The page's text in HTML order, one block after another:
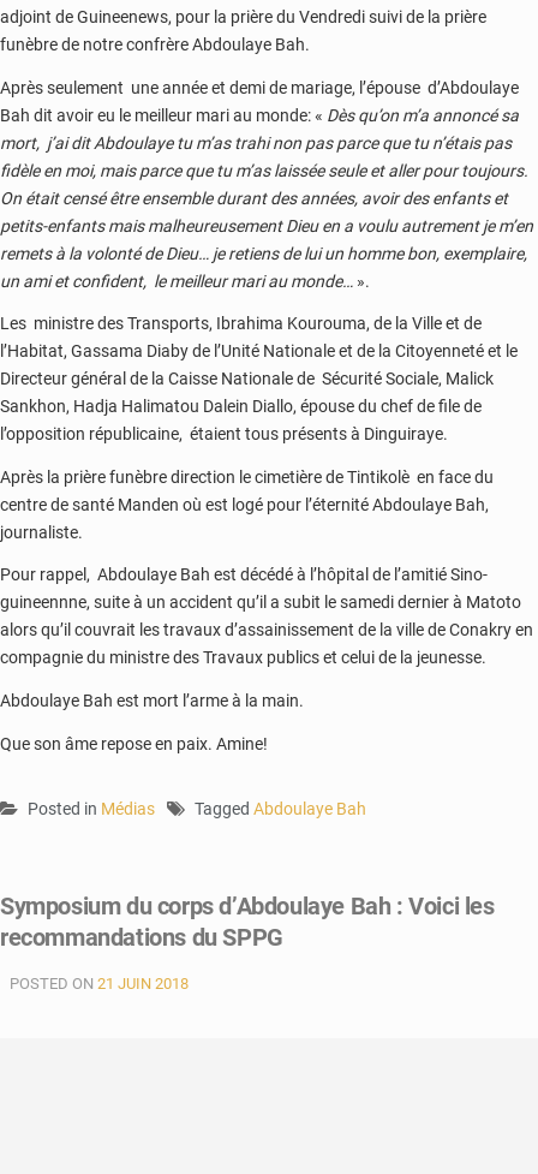
adjoint de Guineenews, pour la prière du Vendredi suivi de la prière
funèbre de notre confrère Abdoulaye Bah.
Après seulement une année et demi de mariage, l’épouse d’Abdoulaye
Bah dit avoir eu le meilleur mari au monde: « Dès qu’on m’a annoncé sa
mort, j’ai dit Abdoulaye tu m’as trahi non pas parce que tu n’étais pas
fidèle en moi, mais parce que tu m’as laissée seule et aller pour toujours.
On était censé être ensemble durant des années, avoir des enfants et
petits-enfants mais malheureusement Dieu en a voulu autrement je m’en
remets à la volonté de Dieu… je retiens de lui un homme bon, exemplaire,
un ami et confident, le meilleur mari au monde… ».
Les ministre des Transports, Ibrahima Kourouma, de la Ville et de
l’Habitat, Gassama Diaby de l’Unité Nationale et de la Citoyenneté et le
Directeur général de la Caisse Nationale de Sécurité Sociale, Malick
Sankhon, Hadja Halimatou Dalein Diallo, épouse du chef de file de
l’opposition républicaine, étaient tous présents à Dinguiraye.
Après la prière funèbre direction le cimetière de Tintikolè en face du
centre de santé Manden où est logé pour l’éternité Abdoulaye Bah,
journaliste.
Pour rappel, Abdoulaye Bah est décédé à l’hôpital de l’amitié Sino-
guineennne, suite à un accident qu’il a subit le samedi dernier à Matoto
alors qu’il couvrait les travaux d’assainissement de la ville de Conakry en
compagnie du ministre des Travaux publics et celui de la jeunesse.
Abdoulaye Bah est mort l’arme à la main.
Que son âme repose en paix. Amine!
Posted in Médias Tagged Abdoulaye Bah
Symposium du corps d’Abdoulaye Bah : Voici les
recommandations du SPPG
POSTED ON 21 JUIN 2018